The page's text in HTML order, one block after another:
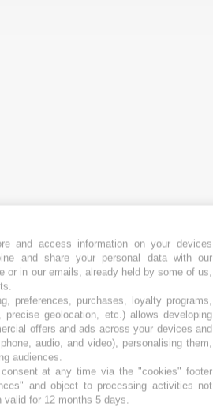
Equity
Inmobiliario
Debt
P2P
Royalty
Recompensa
and access information on your devices
and share your personal data with our
or in our emails, already held by some of us,
preferences, purchases, loyalty programs,
precise geolocation, etc.) allows developing
offers and ads across your devices and
audio, and video), personalising them,
audiences.
at any time via the "cookies" footer
and object to processing activities not
for 12 months 5 days.